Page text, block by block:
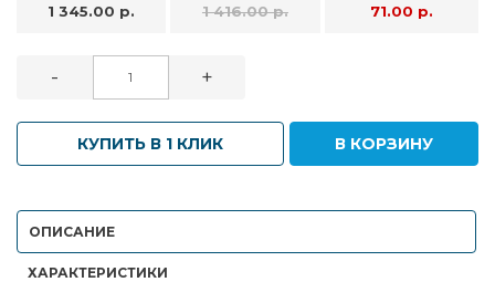
1 345.00 р. 1 416.00 р. 71.00 р.
- +
КУПИТЬ В 1 КЛИК В КОРЗИНУ
ОПИСАНИЕ
ХАРАКТЕРИСТИКИ